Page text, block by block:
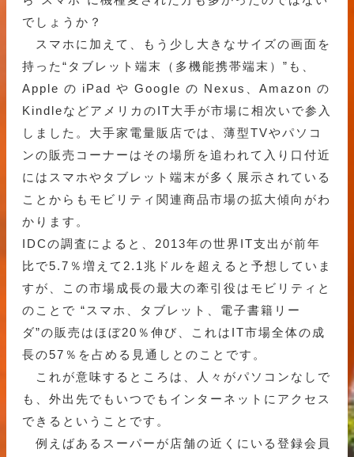
でしょうか？
スマホに加えて、もう少し大きなサイズの画面を
持った“タブレット端末（多機能携帯端末）”も、
Apple の iPad や Google の Nexus、Amazon の
KindleなどアメリカのIT大手が市場に相次いで参入
しました。大手家電量販店では、薄型TVやパソコ
ンの販売コーナーはその場所を追われて入り口付近
にはスマホやタブレット端末が多く展示されている
ことからもモビリティ関連商品市場の拡大傾向がわ
かります。
IDCの調査によると、2013年の世界IT支出が前年
比で5.7％増えて2.1兆ドルを超えると予想していま
すが、この市場成長の最大の牽引役はモビリティと
のことで “スマホ、タブレット、電子書籍リー
ダ”の販売はほぼ20％伸び、これはIT市場全体の成
長の57％を占める見通しとのことです。
これが意味するところは、人々がパソコンなしで
も、外出先でもいつでもインターネットにアクセス
できるということです。
例えばあるスーパーが店舗の近くにいる登録会員